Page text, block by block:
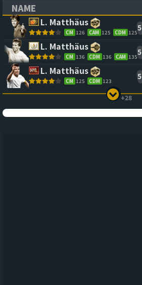
NAME
(CLICK TO SORT ASCENDING)
L. Matthäus
CM 126 CAM 125 CDM 125
5
L. Matthäus
CM 136 CDM 136 CAM 135
5
L. Matthäus
CM 125 CDM 123
5
+28